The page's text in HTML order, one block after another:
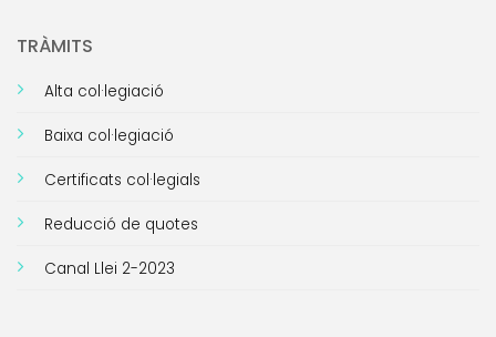
TRÀMITS
Alta col·legiació
Baixa col·legiació
Certificats col·legials
Reducció de quotes
Canal Llei 2-2023